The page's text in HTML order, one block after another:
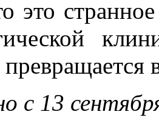
это
превращается
с 13